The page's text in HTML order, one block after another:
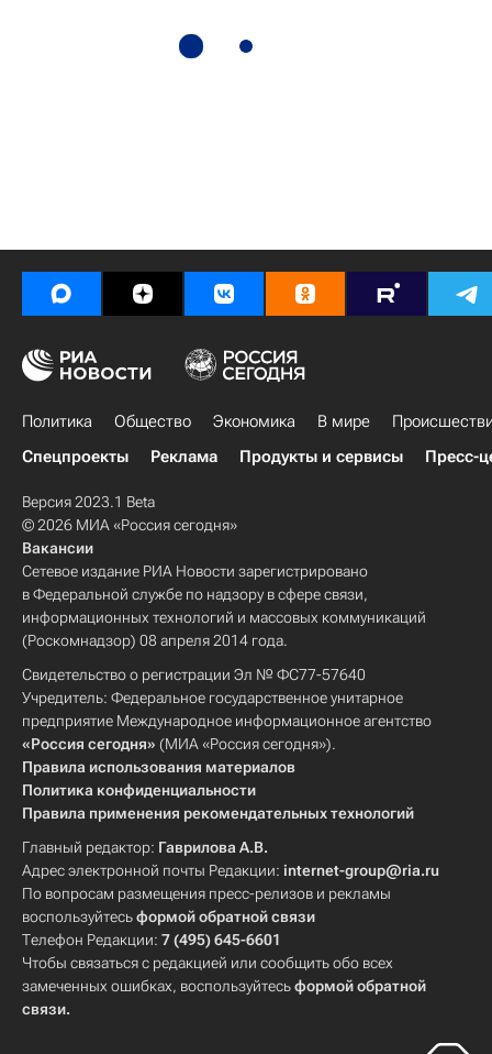
Политика Общество Экономика В мире
Спецпроекты
Реклама Продукты и сервисы Пресс-
Версия 2023.1 Beta
© 2026 МИА «Россия сегодня»
Вакансии
Сетевое издание РИА Новости зарегистрировано
в Федеральной службе по надзору в сфере связи,
информационных технологий и массовых коммуникаций
(Роскомнадзор) 08 апреля 2014 года.
Свидетельство о регистрации Эл № ФС77-57640
Учредитель: Федеральное государственное унитарное
предприятие Международное информационное агентство
«Россия сегодня» (МИА «Россия сегодня»).
Правила использования материалов
Политика конфиденциальности
Правила применения рекомендательных технологий
Главный редактор: Гаврилова А.В.
Адрес электронной почты Редакции: internet-group@ria.ru
По вопросам размещения пресс-релизов и рекламы
воспользуйтесьформой обратной связи
Телефон Редакции: 7 (495) 645-6601
Чтобы связаться с редакцией или сообщить обо всех
замеченных ошибках, воспользуйтесьформой обратной
связи.